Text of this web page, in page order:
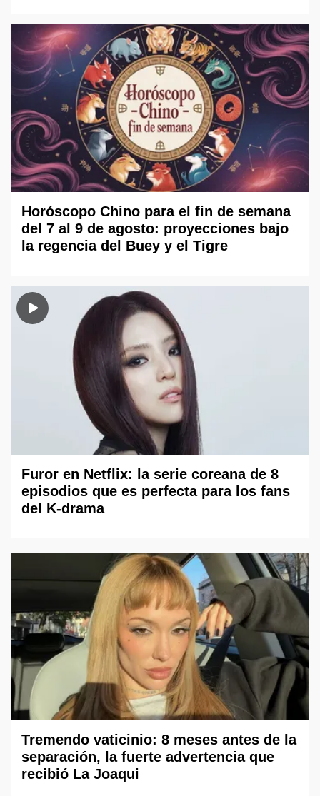
Horóscopo Chino para el fin de semana
del 7 al 9 de agosto: proyecciones bajo
la regencia del Buey y el Tigre
Furor en Netflix: la serie coreana de 8
episodios que es perfecta para los fans
del K-drama
Tremendo vaticinio: 8 meses antes de la
separación, la fuerte advertencia que
recibió La Joaqui